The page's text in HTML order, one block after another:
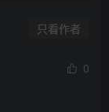
只看作者
0